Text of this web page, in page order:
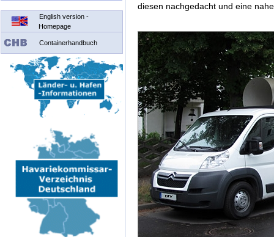
English version -
Homepage
Containerhandbuch
diesen nachgedacht und eine